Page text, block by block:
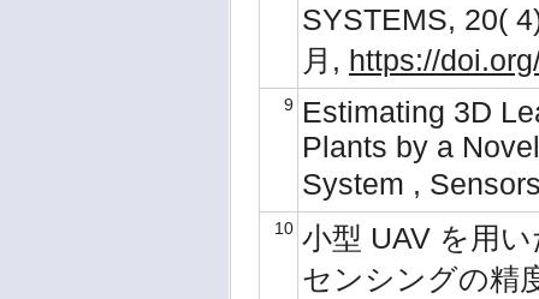
SYSTEMS, 20(
月, https://
9 Estimating 3D
Plants by a
System ,
10 小型 UAV を用
センシングの精